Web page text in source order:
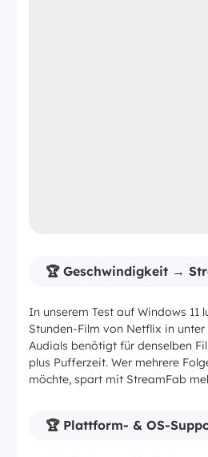
🏆 Geschwindigkeit →
In unserem Test auf Windows 11
Stunden-Film von Netflix in unter
Audials benötigt für denselben
plus Pufferzeit. Wer mehrere
möchte, spart mit StreamFab
🏆 Plattform- & OS-